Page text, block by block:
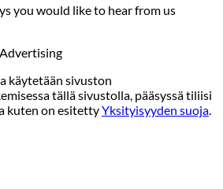
you would like to hear from us
käytetään sivuston
tällä sivustolla, pääsyssä tiliisi
kuten on esitettyYksityisyyden suoja